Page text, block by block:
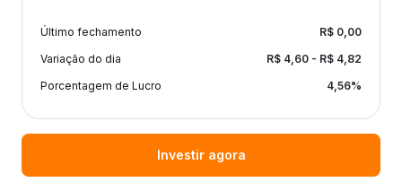
Último fechamento R$ 0,00
Variação do dia R$ 4,60- R$ 4,82
Porcentagem de Lucro
4,56%
Investir agora